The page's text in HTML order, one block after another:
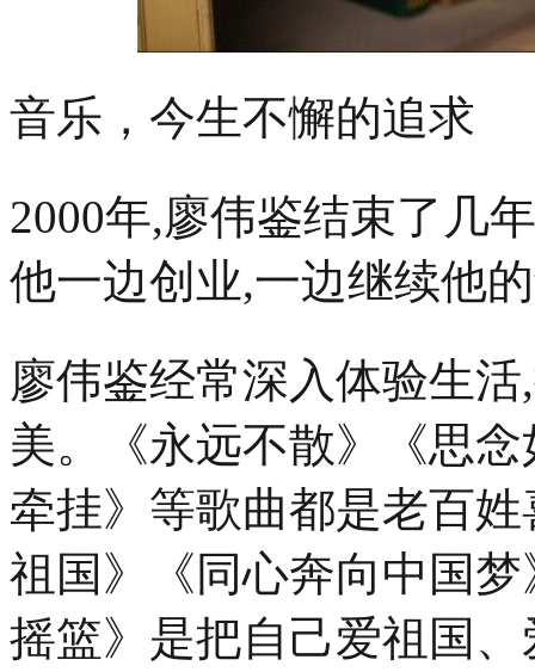
音乐，今生不懈的追求
2000年,廖伟鉴结束了几
他一边创业,一边继续他
廖伟鉴经常深入体验生
美。《永远不散》《思
牵挂》等歌曲都是老百
祖国》《同心奔向中国
摇篮》是把自己爱祖国